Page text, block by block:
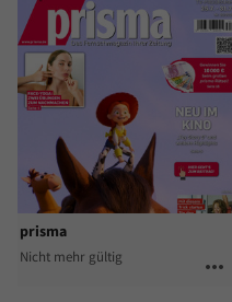
prisma
Nicht mehr gültig more_horiz